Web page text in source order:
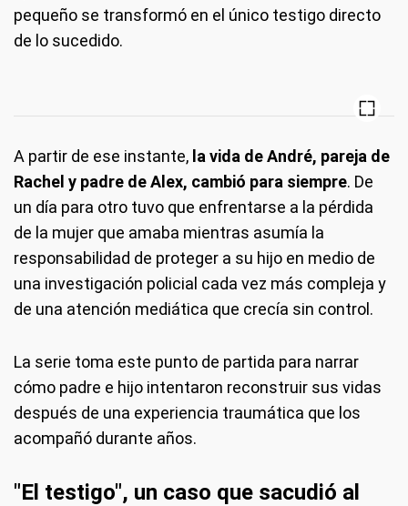
pequeño se transformó en el único testigo directo
de lo sucedido.
A partir de ese instante, la vida de André, pareja de
Rachel y padre de Alex, cambió para siempre. De
un día para otro tuvo que enfrentarse a la pérdida
de la mujer que amaba mientras asumía la
responsabilidad de proteger a su hijo en medio de
una investigación policial cada vez más compleja y
de una atención mediática que crecía sin control.
La serie toma este punto de partida para narrar
cómo padre e hijo intentaron reconstruir sus vidas
después de una experiencia traumática que los
acompañó durante años.
"El testigo", un caso que sacudió al